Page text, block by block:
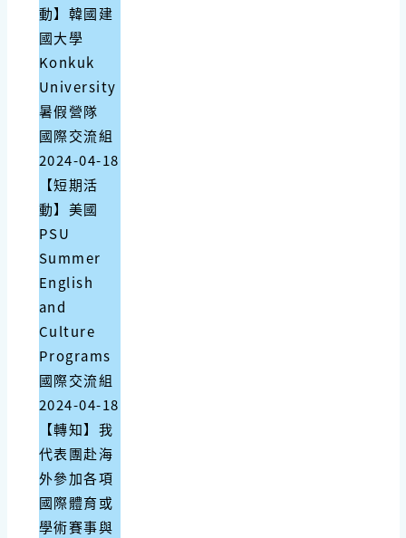
動】韓國建
國大學
Konkuk
University
暑假營隊
國際交流組
2024-04-18
【短期活
動】美國
PSU
Summer
English
and
Culture
Programs
國際交流組
2024-04-18
【轉知】我
代表團赴海
外參加各項
國際體育或
學術賽事與